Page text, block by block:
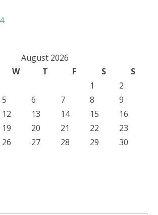
August 2026
W T F S
S
1
2
5 6 7 8
9
12 13 14 15
16
19 20 21 22
23
26 27 28 29
30